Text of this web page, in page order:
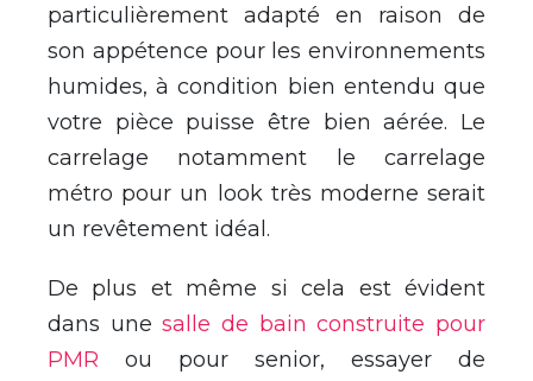
particulièrement adapté en raison de
son appétence pour les environnements
humides, à condition bien entendu que
votre pièce puisse être bien aérée. Le
carrelage notamment le carrelage
métro pour un look très moderne serait
un revêtement idéal.
De plus et même si cela est évident
dans unesalle de bain construite pour
PMR ou pour senior, essayer de